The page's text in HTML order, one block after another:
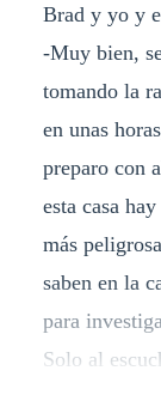
Brad y yo y
-Muy bien,
tomando la
en unas
preparo con
esta casa
más
saben en la
para
Solo al